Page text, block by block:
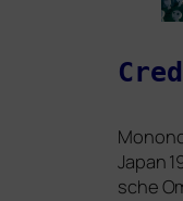
Japan
sche